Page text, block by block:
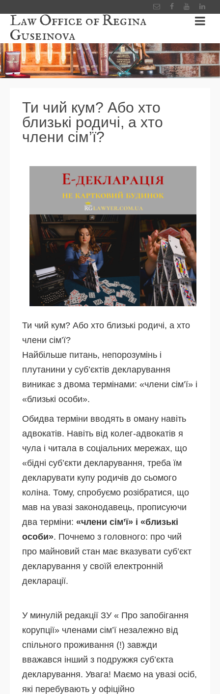
Law Office of Regina
Guseinova
Ти чий кум? Або хто
близькі родичі, а хто
члени сім’ї?
Ти чий кум? Або хто близькі родичі, а хто
члени сім’ї?
Найбільше питань, непорозумінь і
плутанини у суб’єктів декларування
виникає з двома термінами: «члени сім’ї» і
«близькі особи».
Обидва терміни вводять в оману навіть
адвокатів. Навіть від колег-адвокатів я
чула і читала в соціальних мережах, що
«бідні суб’єкти декларування, треба їм
декларувати купу родичів до сьомого
коліна. Тому, спробуємо розібратися, що
мав на увазі законодавець, прописуючи
два терміни: «члени сім’ї» і «близькі
особи». Почнемо з головного: про чий
про майновий стан має вказувати суб’єкт
декларування у своїй електронній
декларації.
У минулій редакції ЗУ « Про запобігання
корупції» членами сім’ї незалежно від
спільного проживання (!) завжди
вважався інший з подружжя суб’єкта
декларування. Увага! Маємо на увазі осіб,
які перебувають у офіційно